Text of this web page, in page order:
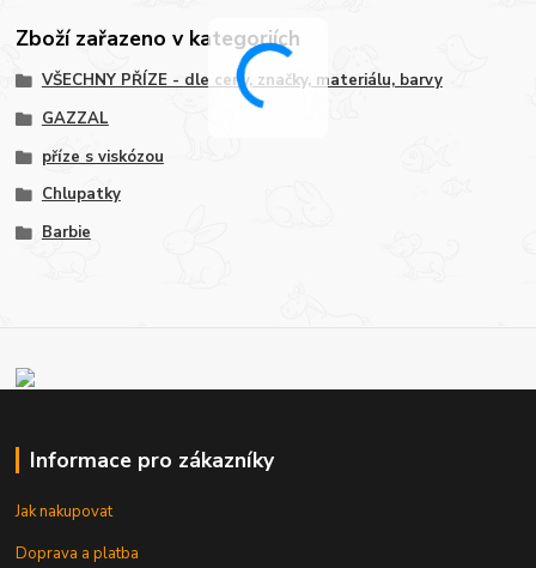
Zboží zařazeno v kategoriích
VŠECHNY PŘÍZE - dle ceny, značky, materiálu, barvy
GAZZAL
příze s viskózou
Chlupatky
Barbie
Informace pro zákazníky
Jak nakupovat
Doprava a platba